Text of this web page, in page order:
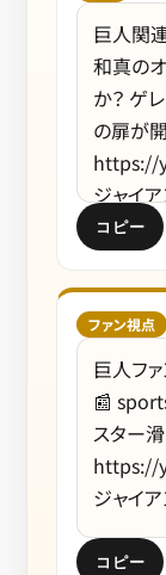
コピー
ファン視点
コピー